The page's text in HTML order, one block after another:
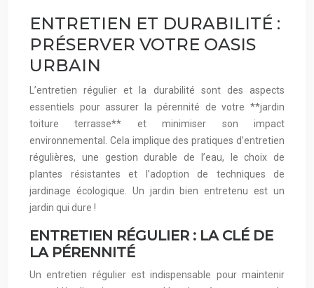
ENTRETIEN ET DURABILITÉ :
PRÉSERVER VOTRE OASIS
URBAIN
L’entretien régulier et la durabilité sont des aspects
essentiels pour assurer la pérennité de votre **jardin
toiture terrasse** et minimiser son impact
environnemental. Cela implique des pratiques d’entretien
régulières, une gestion durable de l’eau, le choix de
plantes résistantes et l’adoption de techniques de
jardinage écologique. Un jardin bien entretenu est un
jardin qui dure !
ENTRETIEN RÉGULIER : LA CLÉ DE
LA PÉRENNITÉ
Un entretien régulier est indispensable pour maintenir